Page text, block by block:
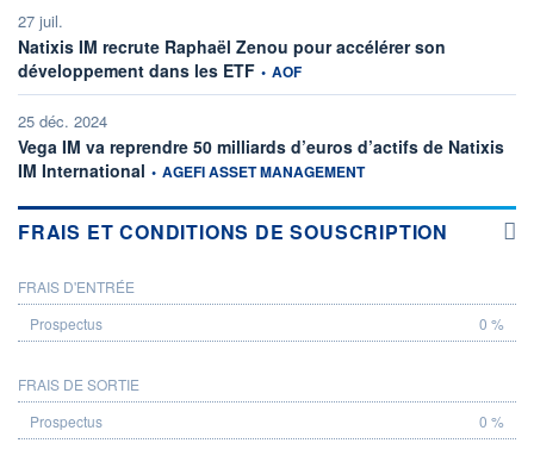
27 juil.
Natixis IM recrute Raphaël Zenou pour accélérer son
développement dans les ETFinformation fournie par
• AOF
25 déc. 2024
Vega IM va reprendre 50 milliards d’euros d’actifs de Natixis
IM International information fournie par
• AGEFI ASSET MANAGEMENT
FRAIS ET CONDITIONS DE SOUSCRIPTION
PROSPECTUS
FRAIS D'ENTRÉE
0 %
FRAIS DE SORTIE
0 %